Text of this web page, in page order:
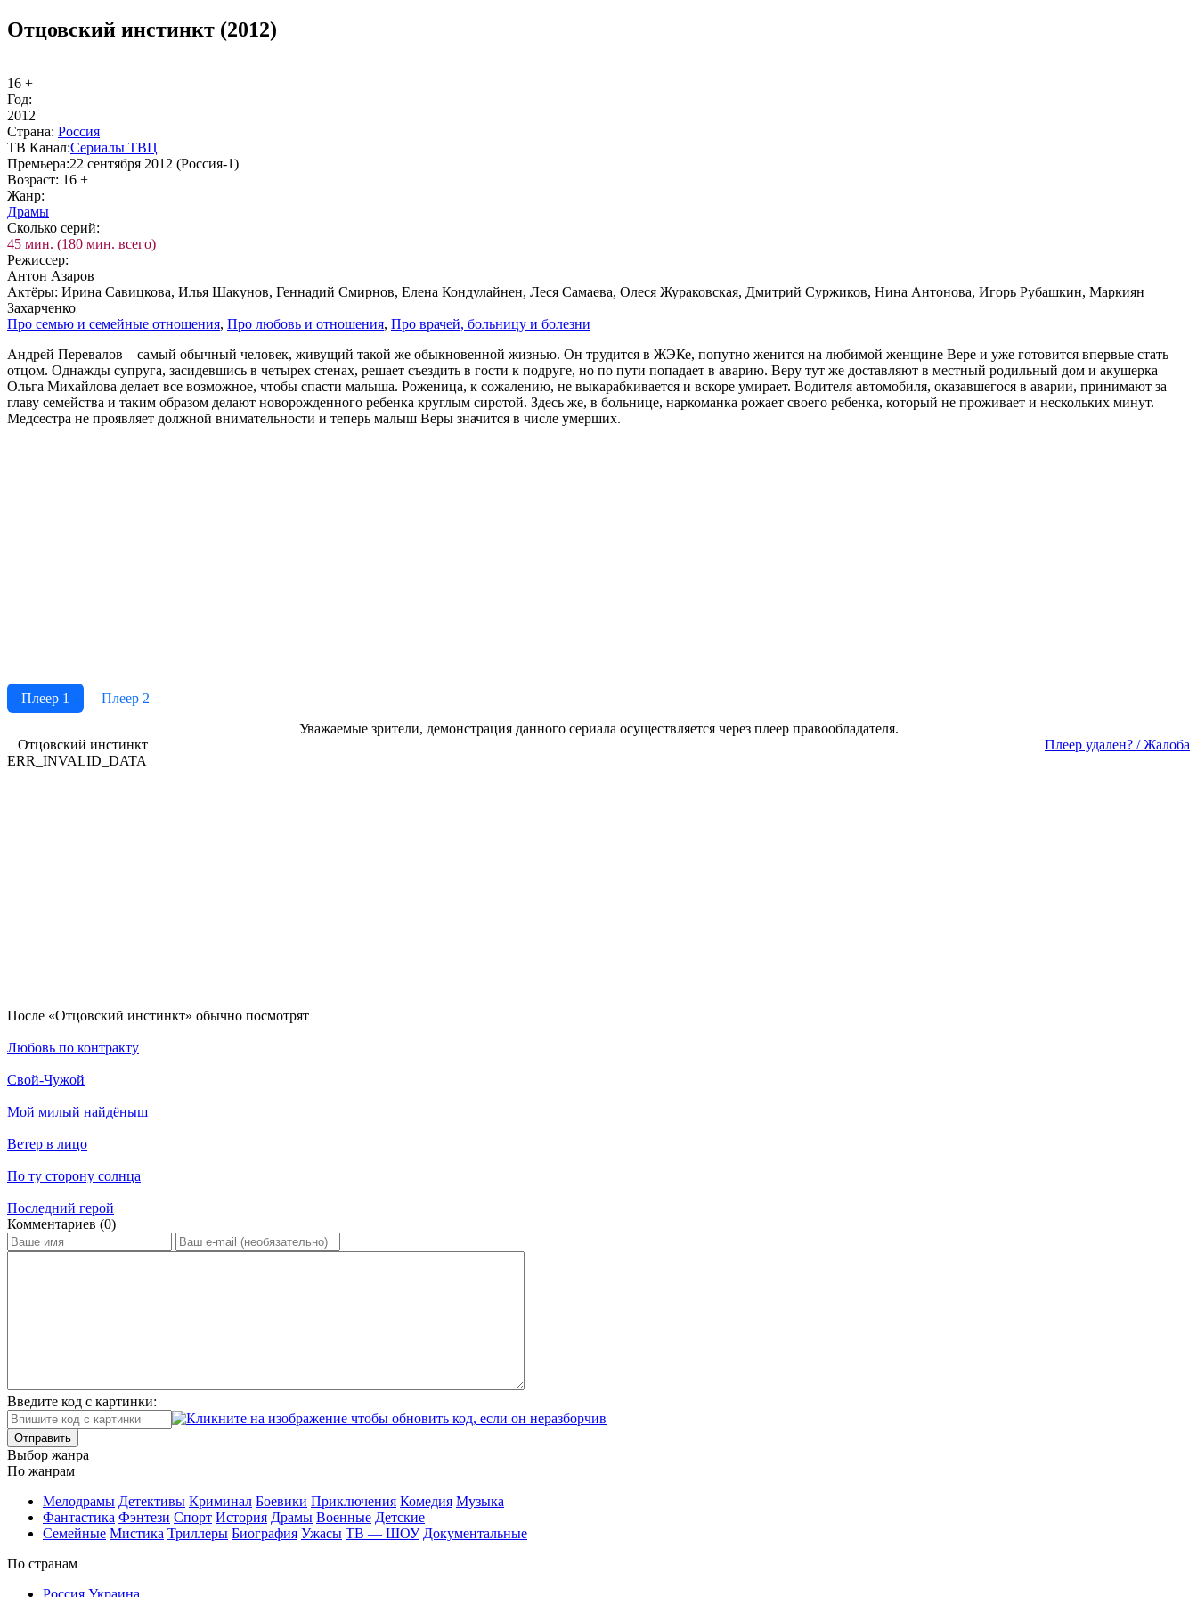
Отцовский инстинкт (2012)
16 +
Год:
2012
Стра­на: Рос­сия
ТВ Ка­нал:Сериалы ТВЦ
Пре­мье­ра:22 сентября 2012 (Россия-1)
Воз­раст: 16 +
Жанр:
Дра­мы
Сколь­ко се­рий:
45 мин. (180 мин. всего)
Ре­жис­сер:
Антон Азаров
Ак­тё­ры: Ирина Савицкова, Илья Шакунов, Геннадий Смирнов, Елена Кондулайнен, Леся Самаева, Олеся Жураковская, Дмитрий Суржиков, Нина Антонова, Игорь Рубашкин, Маркиян
Захарченко
Про се­мью и се­мей­ные от­но­ше­ния, Про лю­бовь и от­но­ше­ния, Про вра­чей, боль­ни­цу и бо­лез­ни
Андрей Перевалов – самый обычный человек, живущий такой же обыкновенной жизнью. Он трудится в ЖЭКе, попутно женится на любимой женщине Вере и уже готовится впервые стать
отцом. Однажды супруга, засидевшись в четырех стенах, решает съездить в гости к подруге, но по пути попадает в аварию. Веру тут же доставляют в местный родильный дом и акушерка
Ольга Михайлова делает все возможное, чтобы спасти малыша. Роженица, к сожалению, не выкарабкивается и вскоре умирает. Водителя автомобиля, оказавшегося в аварии, принимают за
главу семейства и таким образом делают новорожденного ребенка круглым сиротой. Здесь же, в больнице, наркоманка рожает своего ребенка, который не проживает и нескольких минут.
Медсестра не проявляет должной внимательности и теперь малыш Веры значится в числе умерших.
Плеер 1
Плеер 2
Ува­жае­мые зри­те­ли, де­мон­ст­ра­ция дан­но­го се­риа­ла осу­ще­ст­в­ля­ет­ся че­рез пле­ер пра­во­об­ла­да­те­ля.
Отцовский инстинкт
Пле­ер уда­лен? / Жа­ло­ба
ERR_INVALID_DATA
По­сле «Отцовский инстинкт» обыч­но по­смот­рят
Любовь по контракту
Свой-Чужой
Мой милый найдёныш
Ветер в лицо
По ту сторону солнца
Последний герой
Ком­мен­та­ри­ев (0)
Введите код с картинки:
Отправить
Вы­бор жан­ра
По жан­рам
Ме­ло­дра­мы Де­тек­ти­вы Кри­ми­нал Бое­ви­ки При­клю­че­ния Ко­ме­дия Му­зы­ка
Фан­та­сти­ка Фэн­те­зи Спорт Ис­то­рия Дра­мы Во­ен­ные Дет­ские
Се­мей­ные Мис­ти­ка Трил­ле­ры Био­гра­фия Ужа­сы ТВ — ШОУ До­ку­мен­таль­ные
По стра­нам
Рос­сия Ук­раи­на